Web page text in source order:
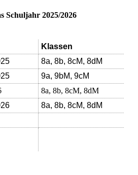
Schuljahr 2025/2026
Klassen
8a, 8b, 8cM, 8dM
9a, 9bM, 9cM
8a, 8b, 8cM, 8dM
8a, 8b, 8cM, 8dM